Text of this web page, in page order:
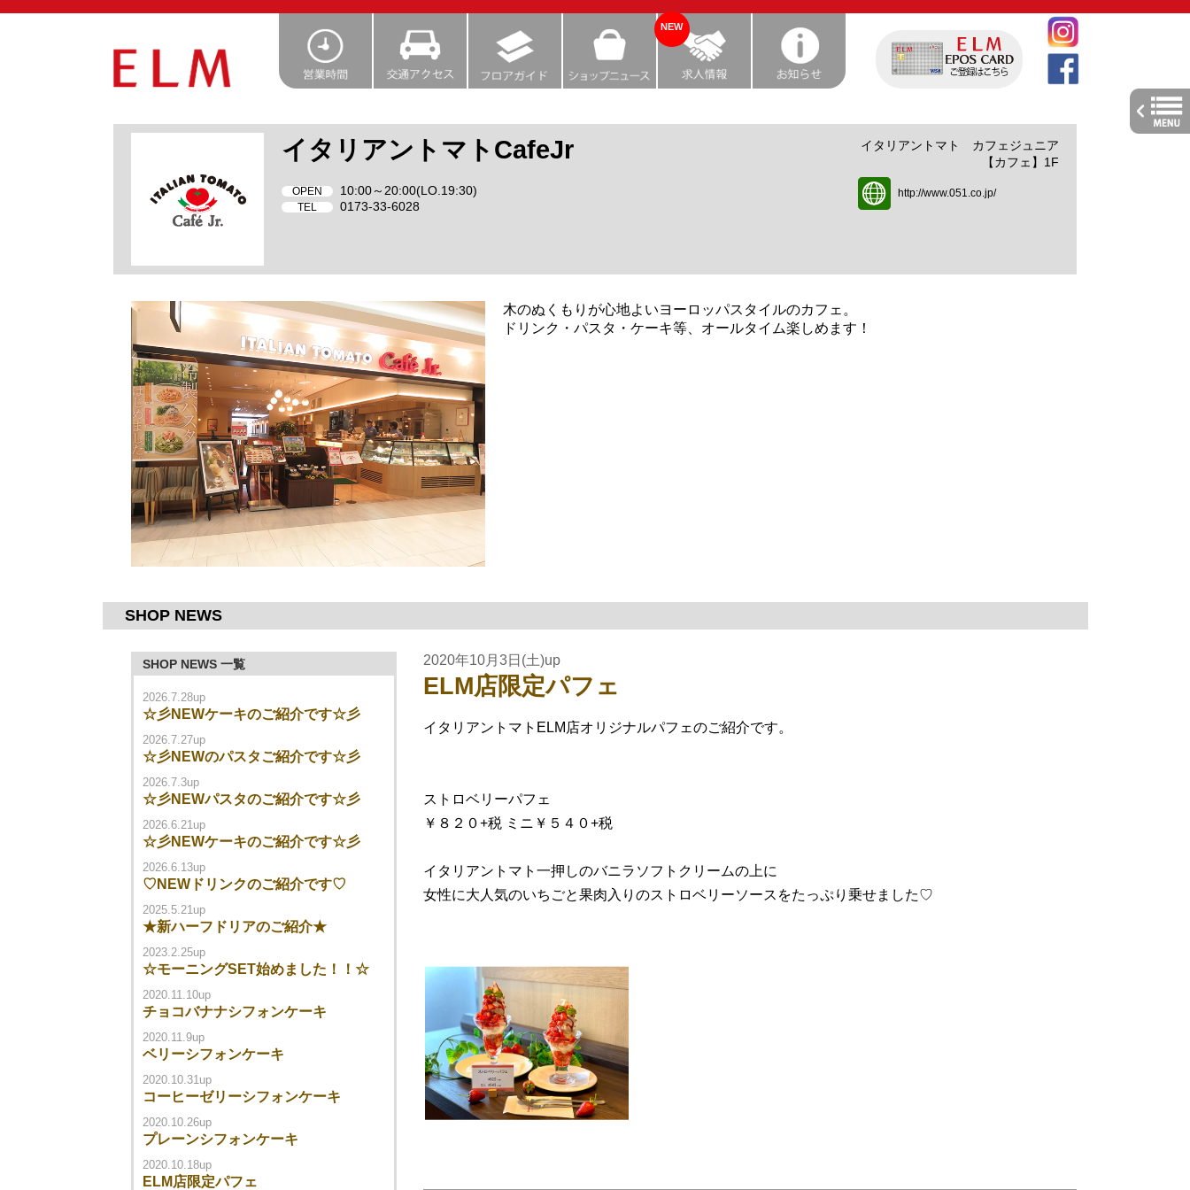
toggle
NEW
イタリアントマトCafeJr
イタリアントマト カフェジュニア
【カフェ】1F
OPEN 10:00～20:00(LO.19:30)
TEL 0173-33-6028
http://www.051.co.jp/
木のぬくもりが心地よいヨーロッパスタイルのカフェ。
ドリンク・パスタ・ケーキ等、オールタイム楽しめます！
SHOP NEWS
SHOP NEWS 一覧
2026.7.28up
☆彡NEWケーキのご紹介です☆彡
2026.7.27up
☆彡NEWのパスタご紹介です☆彡
2026.7.3up
☆彡NEWパスタのご紹介です☆彡
2026.6.21up
☆彡NEWケーキのご紹介です☆彡
2026.6.13up
♡NEWドリンクのご紹介です♡
2025.5.21up
★新ハーフドリアのご紹介★
2023.2.25up
☆モーニングSET始めました！！☆
2020.11.10up
チョコバナナシフォンケーキ
2020.11.9up
ベリーシフォンケーキ
2020.10.31up
コーヒーゼリーシフォンケーキ
2020.10.26up
プレーンシフォンケーキ
2020.10.18up
ELM店限定パフェ
2020年10月3日(土)up
ELM店限定パフェ
イタリアントマトELM店オリジナルパフェのご紹介です。
ストロベリーパフェ
￥８２０+税 ミニ￥５４０+税
イタリアントマト一押しのバニラソフトクリームの上に
女性に大人気のいちごと果肉入りのストロベリーソースをたっぷり乗せました♡